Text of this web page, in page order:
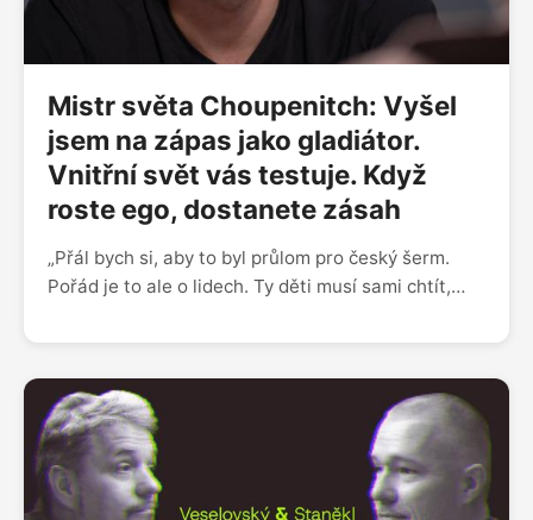
nadstranického.”
Mistr světa Choupenitch: Vyšel
jsem na zápas jako gladiátor.
Vnitřní svět vás testuje. Když
roste ego, dostanete zásah
„Přál bych si, aby to byl průlom pro český šerm.
Pořád je to ale o lidech. Ty děti musí sami chtít,
vystoupit z komfortní zóny. Je jim patnáct a mají
Nemohou ale jen čekat, co jim řekne, musí to
vycházet z nich,“ říká mistr světa v šermu
Alexander Choupenitch. „Před turnajem vás hlava
testuje, protože se bojí. Musíte mít disciplínu,
poslední měsíc a půl jsem se koncentroval jenom